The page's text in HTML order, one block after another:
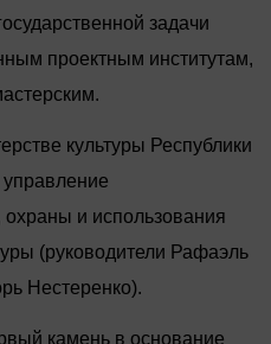
задачи
проектным институтам,
культуры Республики
управление
охраны и использования
(руководители Рафаэль
Нестеренко).
камень в основание